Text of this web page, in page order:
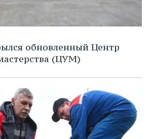
обновленный Центр
(ЦУМ)